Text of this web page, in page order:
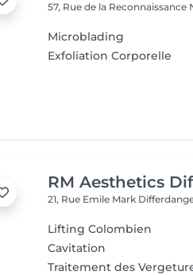
57, Rue de la Reconnaissance
Microblading
Exfoliation Corporelle
RM Aesthetics
21, Rue Emile Mark
Lifting Colombien
Cavitation
Traitement des